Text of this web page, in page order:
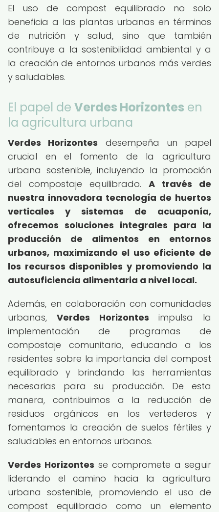
El uso de compost equilibrado no solo
beneficia a las plantas urbanas en términos
de nutrición y salud, sino que también
contribuye a la sostenibilidad ambiental y a
la creación de entornos urbanos más verdes
y saludables.
El papel de Verdes Horizontes en
la agricultura urbana
Verdes Horizontes desempeña un papel
crucial en el fomento de la agricultura
urbana sostenible, incluyendo la promoción
del compostaje equilibrado. A través de
nuestra innovadora tecnología de huertos
verticales y sistemas de acuaponía,
ofrecemos soluciones integrales para la
producción de alimentos en entornos
urbanos, maximizando el uso eficiente de
los recursos disponibles y promoviendo la
autosuficiencia alimentaria a nivel local.
Además, en colaboración con comunidades
urbanas, Verdes Horizontes impulsa la
implementación de programas de
compostaje comunitario, educando a los
residentes sobre la importancia del compost
equilibrado y brindando las herramientas
necesarias para su producción. De esta
manera, contribuimos a la reducción de
residuos orgánicos en los vertederos y
fomentamos la creación de suelos fértiles y
saludables en entornos urbanos.
Verdes Horizontes se compromete a seguir
liderando el camino hacia la agricultura
urbana sostenible, promoviendo el uso de
compost equilibrado como un elemento